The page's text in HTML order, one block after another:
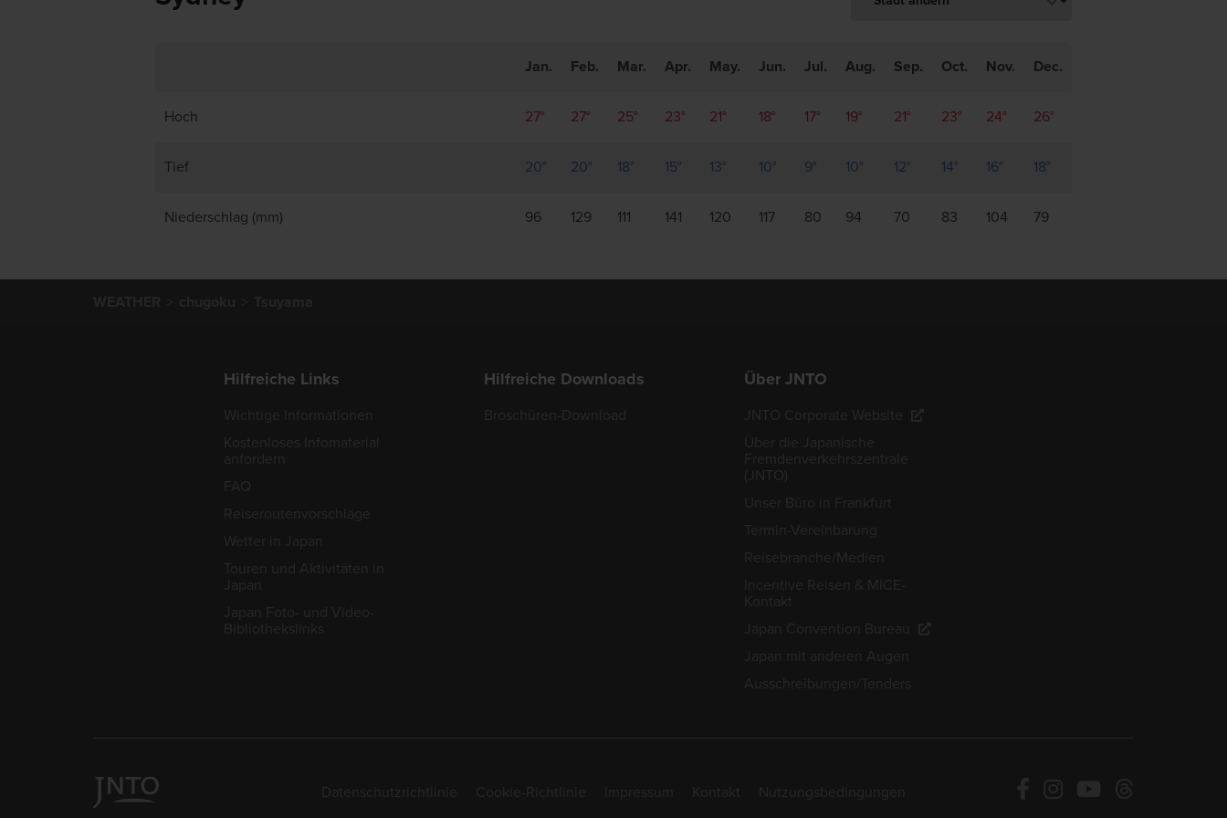
Jan. Feb. Mar. Apr. May. Jun. Jul. Aug. Sep. Oct. Nov. Dec.
Hoch 27° 27° 25° 23° 21° 18° 17° 19° 21° 23° 24° 26°
Tief 20° 20° 18° 15° 13° 10° 9° 10° 12° 14° 16° 18°
Niederschlag (mm) 96 129 111 141 120 117 80 94 70 83 104 79
Hilfreiche Links Hilfreiche Downloads Über JNTO